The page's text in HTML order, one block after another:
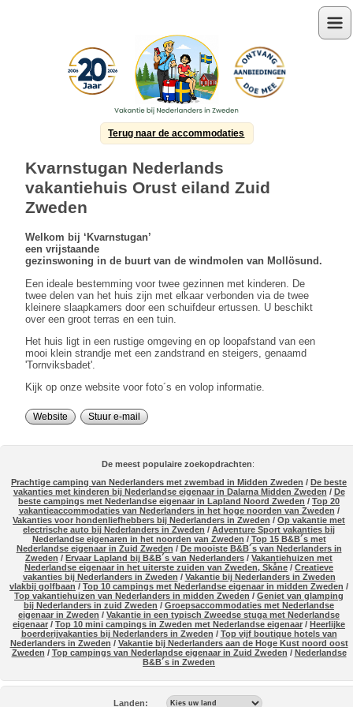
Menu
Terug naar de accommodaties
Kvarnstugan Nederlands
vakantiehuis Orust eiland Zuid
Zweden
Welkom bij ‘Kvarnstugan’
een vrijstaande
gezinswoning in de buurt van de windmolen van Mollösund.
Een ideale bestemming voor twee gezinnen met kinderen. De
twee delen van het huis zijn met elkaar verbonden via de twee
kleinere slaapkamers door een schuifdeur ertussen. U beschikt
over een groot terras en een tuin.
Het huis ligt in een rustige omgeving en op loopafstand van een
mooi klein strandje met een zandstrand en steigers, genaamd
'Tornviksbadet'.
Kijk op onze website voor foto´s en volop informatie.
Website Stuur e-mail
De meest populaire zoekopdrachten:
Prachtige camping van Nederlanders met zwembad in Midden Zweden /De beste
vakanties met kinderen bij Nederlandse eigenaar in Dalarna Midden Zweden / De
beste campings met Nederlandse eigenaar in Lapland Noord Zweden /Top 20
vakantieaccommodaties van Nederlanders in het hoge noorden van Zweden /
Vakanties voor hondenliefhebbers bij Nederlanders in Zweden /Op vakantie met
electrische auto bij Nederlanders in Zweden /Adventure Sport vakanties bij
Nederlandse eigenaren in het noorden van Zweden / Top 15 B&B´s met
Nederlandse eigenaar in Zuid Zweden / De mooiste B&B´s van Nederlanders in
Zweden /Ervaar Lapland bij B&B´s van Nederlanders /Vakantiehuizen met
Nederlandse eigenaar in het uiterste zuiden van Zweden, Skåne /Creatieve
vakanties bij Nederlanders in Zweden / Vakantie bij Nederlanders in Zweden
vlakbij golfbaan /Top 10 campings met Nederlandse eigenaar in midden Zweden /
Top vakantiehuizen van Nederlanders in midden Zweden /Geniet van glamping
bij Nederlanders in zuid Zweden /Groepsaccommodaties met Nederlandse
eigenaar in Zweden /Vakantie in een typisch Zweedse stuga met Nederlandse
eigenaar /Top 10 mini campings in Zweden met Nederlandse eigenaar /Heerlijke
boerderijvakanties bij Nederlanders in Zweden / Top vijf boutique hotels van
Nederlanders in Zweden / Vakantie bij Nederlanders aan de Hoge Kust noord oost
Zweden / Top campings van Nederlandse eigenaar in Zuid Zweden / Nederlandse
B&B´s in Zweden
Landen: